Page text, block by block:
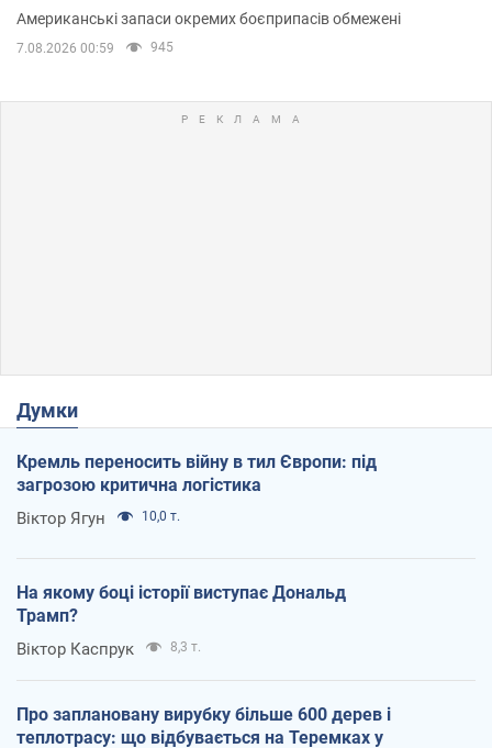
Американські запаси окремих боєприпасів обмежені
7.08.2026 00:59 945
Думки
Кремль переносить війну в тил Європи: під
загрозою критична логістика
Віктор Ягун 10,0 т.
На якому боці історії виступає Дональд
Трамп?
Віктор Каспрук 8,3 т.
Про заплановану вирубку більше 600 дерев і
теплотрасу: що відбувається на Теремках у